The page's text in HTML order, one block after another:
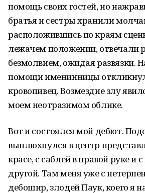
помощь своих гостей, но
братья и сестры хранили
расположившись по краям
лежачем положении,
безмолвием, ожидая развязки.
помощи именинницы
кровопивец. Возмездие злу
моем неотразимом облике.
Вот и состоялся мой дебют.
выплюхнулся в центр
красе, с саблей в правой руке и
другой. Там меня уже с
дебошир, злодей Паук, коего я